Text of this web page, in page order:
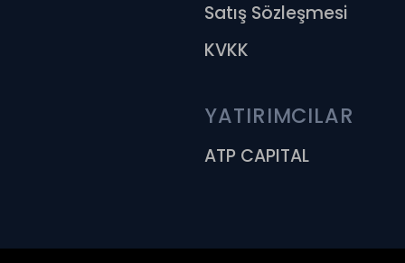
Satış Sözleşmesi
KVKK
YATIRIMCILAR
ATP CAPITAL